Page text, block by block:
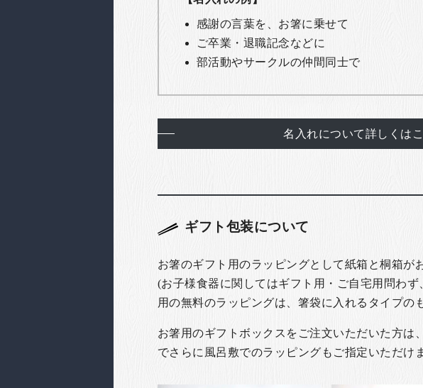
感謝の言葉を、お箸に乗せて
ご卒業・退職記念などに
部活動やサークルの仲間同士で
名入れについて詳しくは
ギフト包装について
お箸のギフト用のラッピングとして紙箱と桐箱が
(お子様食器に関してはギフト用・ご自宅用問わ
用の無料のラッピングは、箸袋に入れるタイプの
お箸用のギフトボックスをご注文いただいた方は
でさらに風呂敷でのラッピングもご指定いただけ